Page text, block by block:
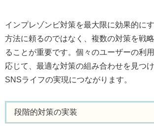
インプレゾンビ対策を最大限に効果的に
方法に頼るのではなく、複数の対策を戦
ることが重要です。個々のユーザーの利
応じて、最適な対策の組み合わせを見つ
SNSライフの実現につながります。
段階的対策の実装